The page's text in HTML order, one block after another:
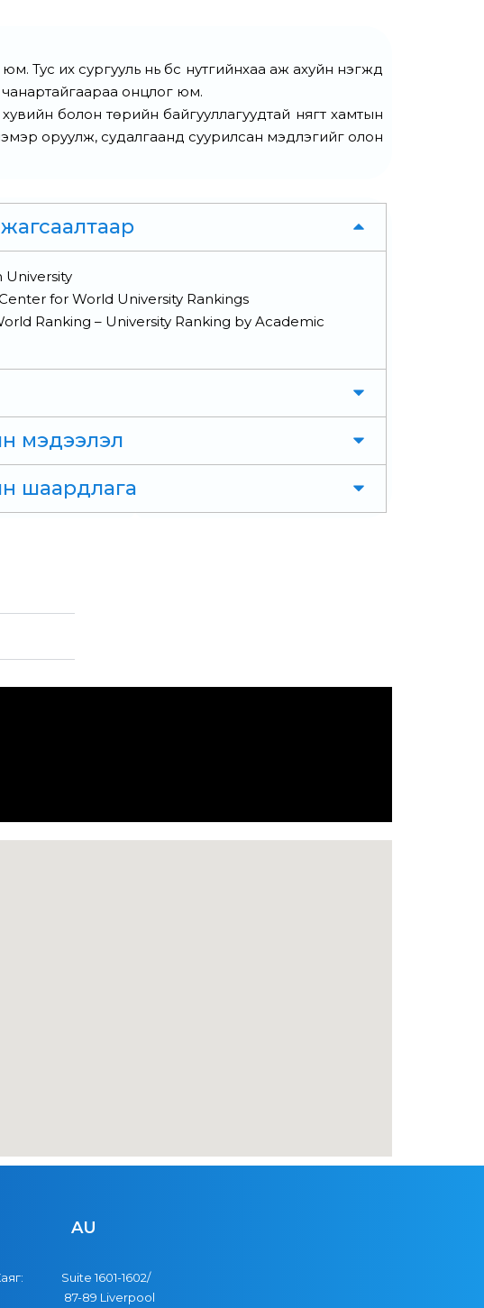
их сургууль нь бүс нутгийнхаа аж ахуйн нэгжүүд
онцлог юм.
болон төрийн байгууллагуудтай нягт хамтын
оруулж, судалгаанд суурилсан мэдлэгийг олон
University
for World University Rankings
Ranking – University Ranking by Academic
мэдээлэл
шаардлага
AU
Suite 1601-1602/
87-89 Liverpool